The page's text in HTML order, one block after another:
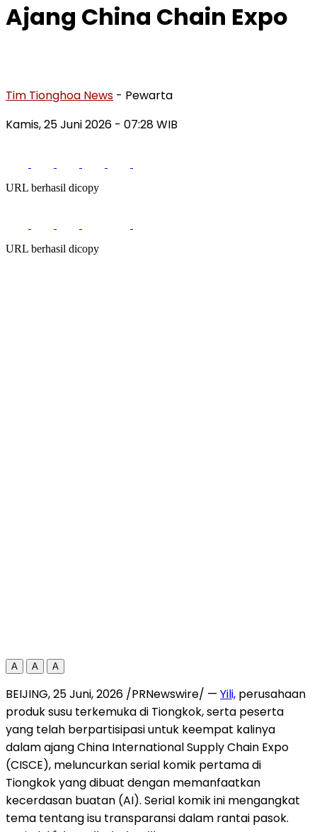
Ajang China Chain Expo
Tim Tionghoa News - Pewarta
Kamis, 25 Juni 2026 - 07:28 WIB
URL berhasil dicopy
URL berhasil dicopy
A A A
BEIJING,25 Juni, 2026 /PRNewswire/ — Yili, perusahaan
produk susu terkemuka di Tiongkok, serta peserta
yang telah berpartisipasi untuk keempat kalinya
dalam ajang China International Supply Chain Expo
(CISCE), meluncurkan serial komik pertama di
Tiongkok yang dibuat dengan memanfaatkan
kecerdasan buatan (AI). Serial komik ini mengangkat
tema tentang isu transparansi dalam rantai pasok.